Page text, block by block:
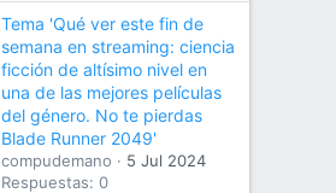
Tema 'Qué ver este fin de
semana en streaming: ciencia
ficción de altísimo nivel en
una de las mejores películas
del género. No te pierdas
Blade Runner 2049'
compudemano
5 Jul 2024
Respuestas: 0